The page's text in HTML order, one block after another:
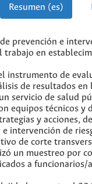
Resumen (es)
prevención e
trabajo en
instrumento de
de resultados
servicio de salud
equipos técnicos y
y acciones,
intervención de
de corte
un muestreo por
a funcionarios/